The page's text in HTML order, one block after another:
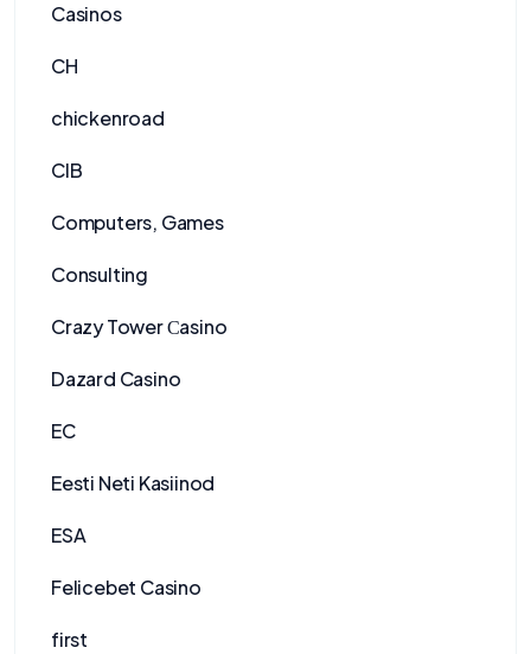
Casinos
CH
chickenroad
CIB
Computers, Games
Consulting
Crazy Tower Сasino
Dazard Casino
EC
Eesti Neti Kasiinod
ESA
Felicebet Casino
first